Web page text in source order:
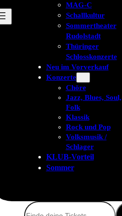
MAG-C
Schallkultur
Sommertheater
Rudolstadt
Thüringer
Schlosskonzerte
Neu im Vorverkauf
Konzerte
Chöre
Jazz, Blues, Soul,
Folk
Klassik
Rock und Pop
Volksmusik /
Schlager
KLUB-Vorteil
Sommer
Suchen